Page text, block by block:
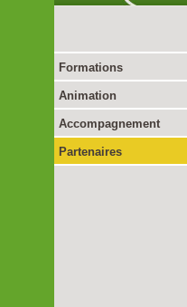
Formations
Animation
Accompagnement
Partenaires